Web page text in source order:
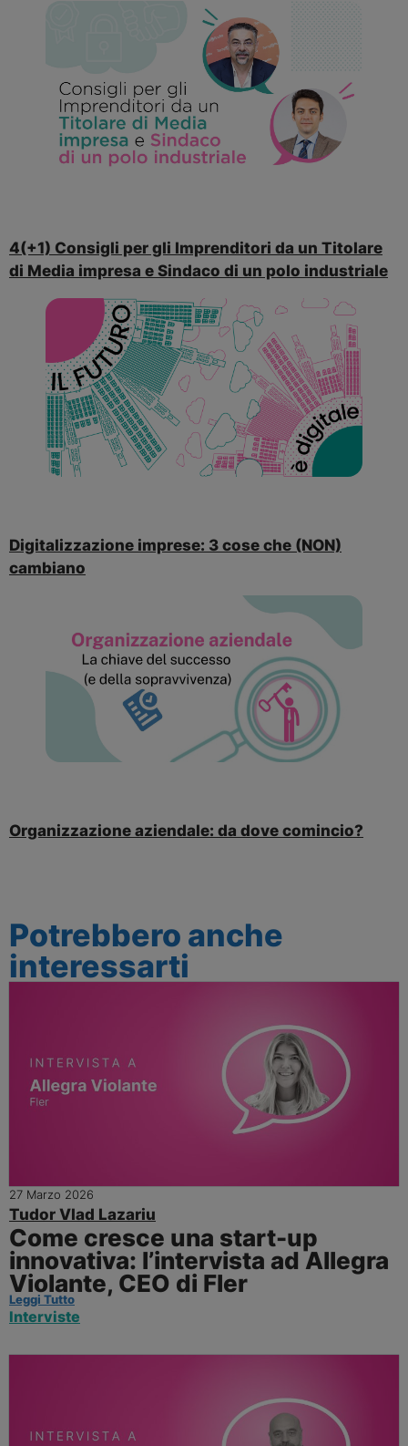
4(+1) Consigli per gli Imprenditori da un Titolare
di Media impresa e Sindaco di un polo industriale
Digitalizzazione imprese: 3 cose che (NON)
cambiano
Organizzazione aziendale: da dove comincio?
Potrebbero anche
interessarti
27 Marzo 2026
Tudor Vlad Lazariu
Come cresce una start-up
innovativa: l’intervista ad Allegra
Violante, CEO di Fler
Leggi Tutto
Interviste